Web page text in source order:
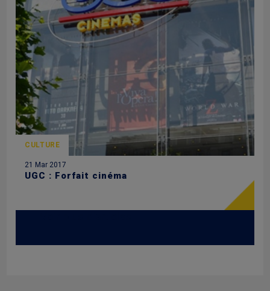
CULTURE
21 Mar 2017
UGC : Forfait cinéma